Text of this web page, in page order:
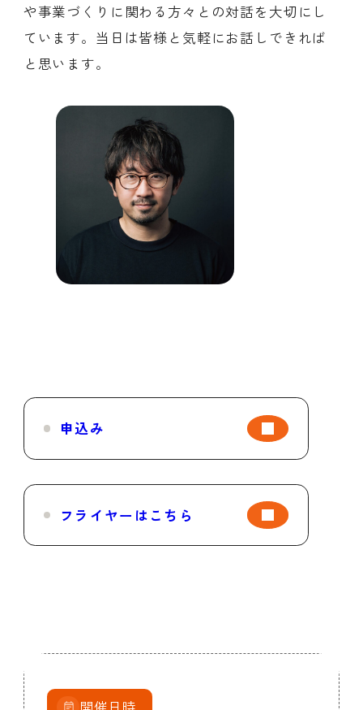
や事業づくりに関わる方々との対話を大切にし
ています。当日は皆様と気軽にお話しできれば
と思います。
申込み
フライヤーはこちら